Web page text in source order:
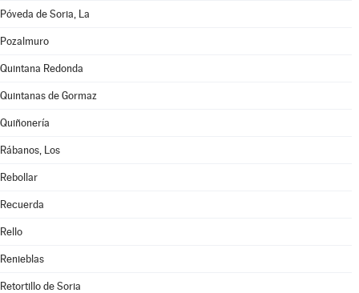
Póveda de Soria, La
Pozalmuro
Quintana Redonda
Quintanas de Gormaz
Quiñonería
Rábanos, Los
Rebollar
Recuerda
Rello
Renieblas
Retortillo de Soria